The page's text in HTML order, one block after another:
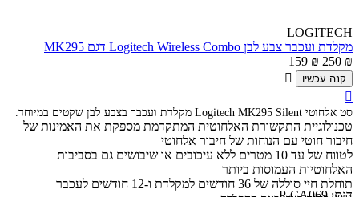
LOGITECH
מקלדת ועכבר צבע לבן Logitech Wireless Combo דגם MK295
250 ₪
159 ₪
קנה עכשיו


סט אלחוטי Logitech MK295 Silent מקלדת ועכבר בצבע לבן שקטים במיוחד.
טכנולוגיית התקשורת האלחוטית המתקדמת מספקת את האמינות של
חיבור חוטי עם הנוחות של חיבור אלחוטי
לטווח של עד 10 מטרים ללא עיכובים או שיבושים גם בסביבות
האלחוטיות העמוסות ביותר
תוחלת חיי סוללה של 36 חודשים למקלדת ו-12 חודשים לעכבר